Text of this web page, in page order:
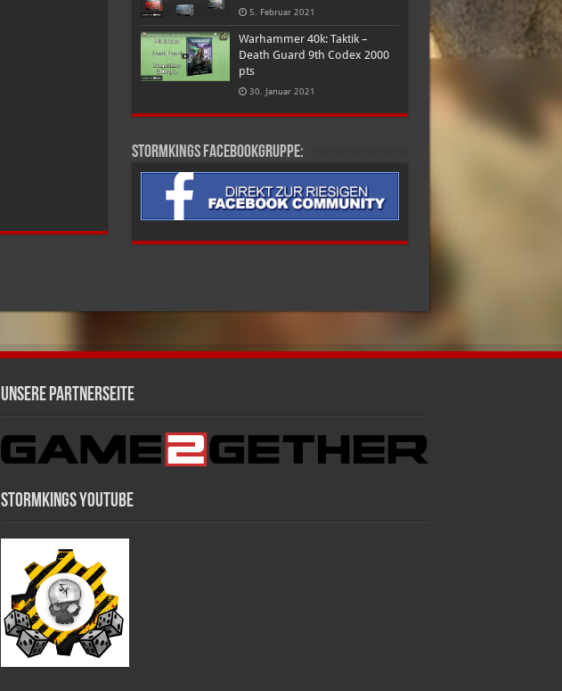
5. Februar 2021
Warhammer 40k: Taktik –
Death Guard 9th Codex 2000
pts
30. Januar 2021
Stormkings Facebookgruppe:
Unsere Partnerseite
Stormkings Youtube